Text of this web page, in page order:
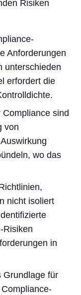
Risiken
Anforderungen
unterschieden
erfordert die
sind
von
wo das
nicht isoliert
Risiken
in
Grundlage für